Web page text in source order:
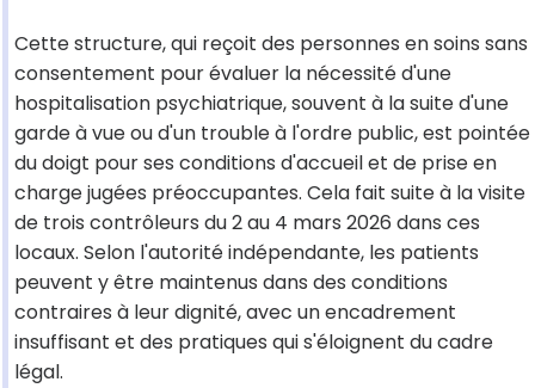
Cette structure, qui reçoit des personnes en soins sans
consentement pour évaluer la nécessité d'une
hospitalisation psychiatrique, souvent à la suite d'une
garde à vue ou d'un trouble à l'ordre public, est pointée
du doigt pour ses conditions d'accueil et de prise en
charge jugées préoccupantes. Cela fait suite à la visite
de trois contrôleurs du 2 au 4 mars 2026 dans ces
locaux. Selon l'autorité indépendante, les patients
peuvent y être maintenus dans des conditions
contraires à leur dignité, avec un encadrement
insuffisant et des pratiques qui s'éloignent du cadre
légal.